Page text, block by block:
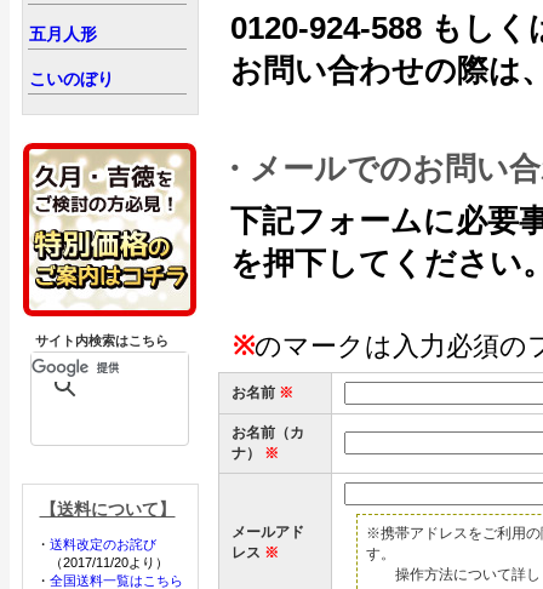
五月人形
こいのぼり
サイト内検索はこちら
【送料について】
・ 送料改定のお詫び
（2017/11/20より）
・ 全国送料一覧はこちら
0120-924-588 もしく
お問い合わせの際は
・メールでのお問い
下記フォームに必要
を押下してください
※のマークは入力必須の
お名前※
お名前（カ
ナ）
※
メールアド
レス ※
※携帯アドレスをご利用
す。
操作方法について詳し